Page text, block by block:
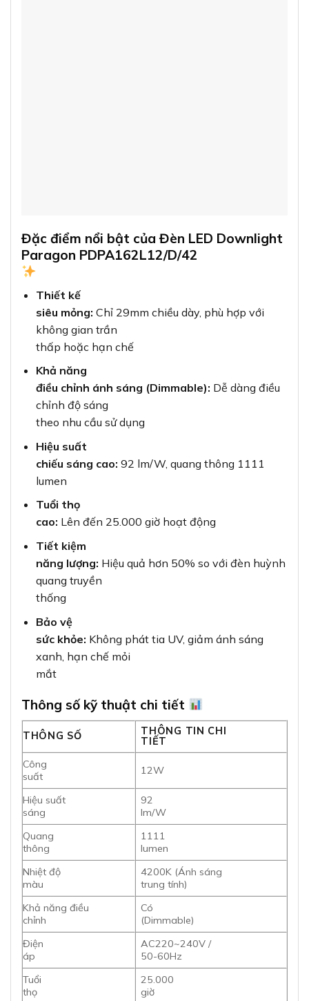
Đặc điểm nổi bật của Đèn LED Downlight
Paragon PDPA162L12/D/42
Thiết kế
siêu mỏng: Chỉ 29mm chiều dày, phù hợp với
không gian trần
thấp hoặc hạn chế
Khả năng
điều chỉnh ánh sáng (Dimmable): Dễ dàng điều
chỉnh độ sáng
theo nhu cầu sử dụng
Hiệu suất
chiếu sáng cao: 92 lm/W, quang thông 1111
lumen
Tuổi thọ
cao: Lên đến 25.000 giờ hoạt động
Tiết kiệm
năng lượng: Hiệu quả hơn 50% so với đèn huỳnh
quang truyền
thống
Bảo vệ
sức khỏe: Không phát tia UV, giảm ánh sáng
xanh, hạn chế mỏi
mắt
Thông số kỹ thuật chi tiết
THÔNG SỐ
THÔNG TIN CHI
TIẾT
Công
suất
12W
Hiệu suất
sáng
92
lm/W
Quang
thông
1111
lumen
Nhiệt độ
màu
4200K (Ánh sáng
trung tính)
Khả năng điều
chỉnh
Có
(Dimmable)
Điện
áp
AC220~240V /
50-60Hz
Tuổi
thọ
25.000
giờ